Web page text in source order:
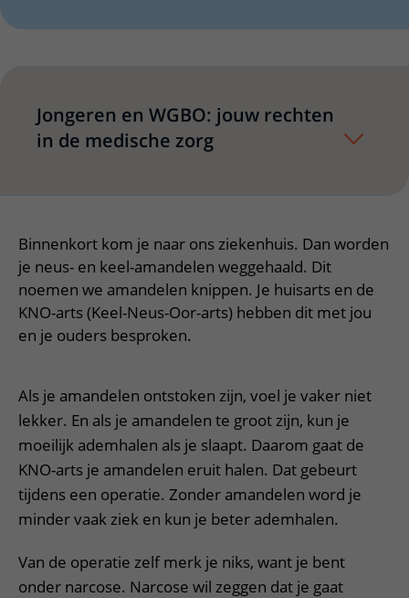
Onze faciliteiten
Ondersteuning en begeleiding
Regels en rechten
Zorgkosten
Wachttijden
Betere zorg door onderzoek
Research
Steun het WKZ
Jongeren en WGBO: jouw rechten
in de medische zorg
Binnenkort kom je naar ons ziekenhuis. Dan worden
je neus- en keel-amandelen weggehaald. Dit
noemen we amandelen knippen. Je huisarts en de
KNO-arts (Keel-Neus-Oor-arts) hebben dit met jou
en je ouders besproken.
Als je amandelen ontstoken zijn, voel je vaker niet
lekker. En als je amandelen te groot zijn, kun je
moeilijk ademhalen als je slaapt. Daarom gaat de
KNO-arts je amandelen eruit halen. Dat gebeurt
tijdens een operatie. Zonder amandelen word je
minder vaak ziek en kun je beter ademhalen.
Van de operatie zelf merk je niks, want je bent
onder narcose. Narcose wil zeggen dat je gaat